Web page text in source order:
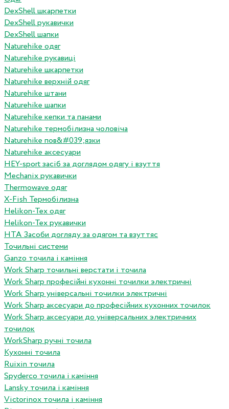
DexShell шкарпетки
DexShell рукавички
DexShell шапки
Naturehike одяг
Naturehike рукавиці
Naturehike шкарпетки
Naturehike верхній одяг
Naturehike штани
Naturehike шапки
Naturehike кепки та панами
Naturehike термобілизна чоловіча
Naturehike пов&#039;язки
Naturehike аксесуари
HEY-sport засіб за доглядом одягу і взуття
Mechanix рукавички
Thermowave одяг
X-Fish Термобілизна
Helikon-Tex одяг
Helikon-Tex рукавички
HTA Засоби догляду за одягом та взуттяс
Точильні системи
Ganzo точила і каміння
Work Sharp точильні верстати і точила
Work Sharp професiйнi кухоннi точилки электричнi
Work Sharp унiверсальнi точилки электричнi
Work Sharp аксесуари до професiйних кухонних точилок
Work Sharp аксесуари до унiверсальних электричних
точилок
WorkSharp ручні точила
Кухонні точила
Ruixin точила
Spyderco точила і каміння
Lansky точила і каміння
Victorinox точила і каміння